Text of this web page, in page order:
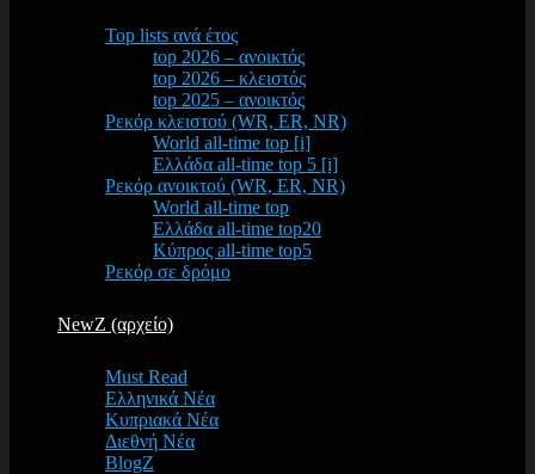
Top lists ανά έτος
top 2026 – ανοικτός
top 2026 – κλειστός
top 2025 – ανοικτός
Ρεκόρ κλειστού (WR, ER, NR)
World all-time top [i]
Ελλάδα all-time top 5 [i]
Ρεκόρ ανοικτού (WR, ER, NR)
World all-time top
Ελλάδα all-time top20
Κύπρος all-time top5
Ρεκόρ σε δρόμο
NewZ (αρχείο)
Must Read
Ελληνικά Νέα
Κυπριακά Νέα
Διεθνή Νέα
BlogZ